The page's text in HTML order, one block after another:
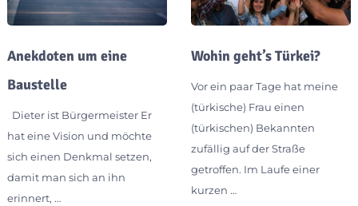
Anekdoten um eine
Baustelle
Dieter ist Bürgermeister Er
hat eine Vision und möchte
sich einen Denkmal setzen,
damit man sich an ihn
erinnert, …
Wohin geht’s Türkei?
Vor ein paar Tage hat meine
(türkische) Frau einen
(türkischen) Bekannten
zufällig auf der Straße
getroffen. Im Laufe einer
kurzen …